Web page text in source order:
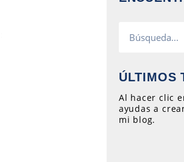
ÚLTIMOS
Al hacer clic
ayudas a
mi blog.